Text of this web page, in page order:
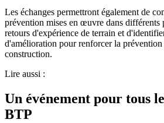
Les échanges permettront également de
prévention mises en œuvre dans différents
retours d'expérience de terrain et
d'amélioration pour renforcer la prévention
construction.
Lire aussi :
Un événement pour tous
BTP